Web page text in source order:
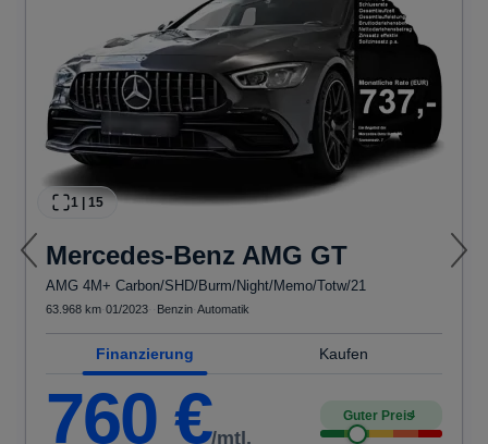
1 | 15
Mercedes-Benz AMG GT
AMG 4M+ Carbon/SHD/Burm/Night/Memo/Totw/21
63.968 km 01/2023 Benzin Automatik
Finanzierung Kaufen
760 €/mtl.
Guter Preis4